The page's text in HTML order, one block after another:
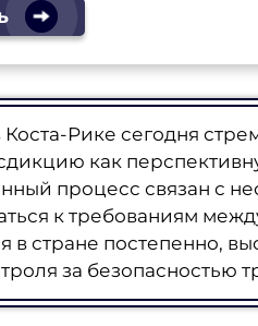
Рике сегодня
как
процесс связан с
к требованиям
стране постепенно,
за безопасностью